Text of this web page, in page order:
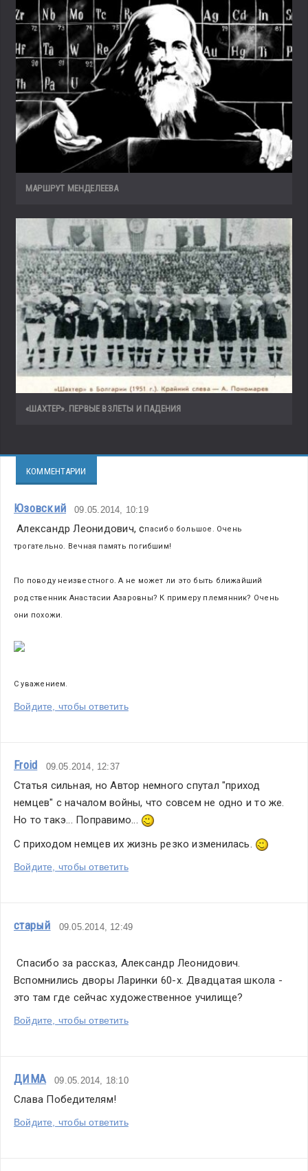
МАРШРУТ МЕНДЕЛЕЕВА
«ШАХТЕР». ПЕРВЫЕ ВЗЛЕТЫ И ПАДЕНИЯ
КОММЕНТАРИИ
Юзовский 09.05.2014, 10:19
Александр Леонидович, спасибо большое. Очень
трогательно. Вечная память погибшим!
По поводу неизвестного. А не может ли это быть ближайший
родственник Анастасии Азаровны? К примеру племянник? Очень
они похожи.
С уважением.
Войдите, чтобы ответить
Froid 09.05.2014, 12:37
Статья сильная, но Автор немного спутал "приход
немцев" с началом войны, что совсем не одно и то же.
Но то такэ... Поправимо...
С приходом немцев их жизнь резко изменилась.
Войдите, чтобы ответить
старый 09.05.2014, 12:49
Спасибо за рассказ, Александр Леонидович.
Вспомнились дворы Ларинки 60-х. Двадцатая школа -
это там где сейчас художественное училище?
Войдите, чтобы ответить
ДИМА 09.05.2014, 18:10
Слава Победителям!
Войдите, чтобы ответить